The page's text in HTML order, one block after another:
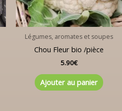
Légumes, aromates et soupes
Chou Fleur bio /pièce
5.90€
Ajouter au panier